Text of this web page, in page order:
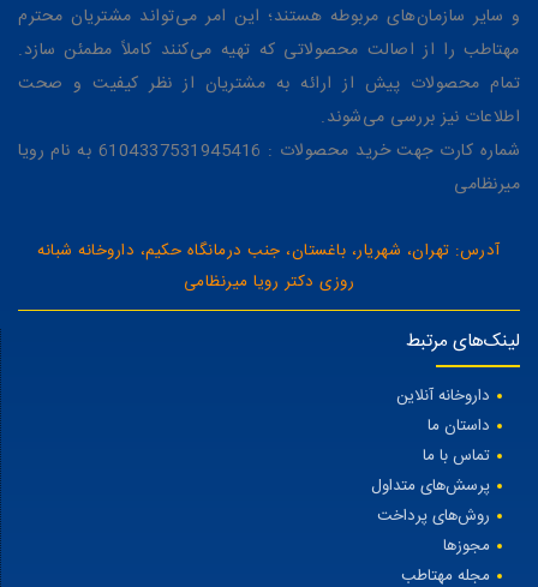
و سایر سازمان‌های مربوطه هستند؛ این امر می‌تواند مشتریان محترم
مهتاطب را از اصالت محصولاتی که تهیه می‌کنند کاملاً مطمئن سازد.
تمام محصولات پیش از ارائه به مشتریان از نظر کیفیت و صحت
اطلاعات نیز بررسی می‌شوند.
شماره کارت جهت خرید محصولات : 6104337531945416 به نام رویا
میرنظامی
آدرس: تهران، شهریار، باغستان، جنب درمانگاه حکیم، داروخانه شبانه
روزی دکتر رویا میرنظامی
لینک‌های مرتبط
داروخانه آنلاین
داستان ما
تماس با ما
پرسش‌های متداول
روش‌های پرداخت
مجوزها
مجله مهتاطب